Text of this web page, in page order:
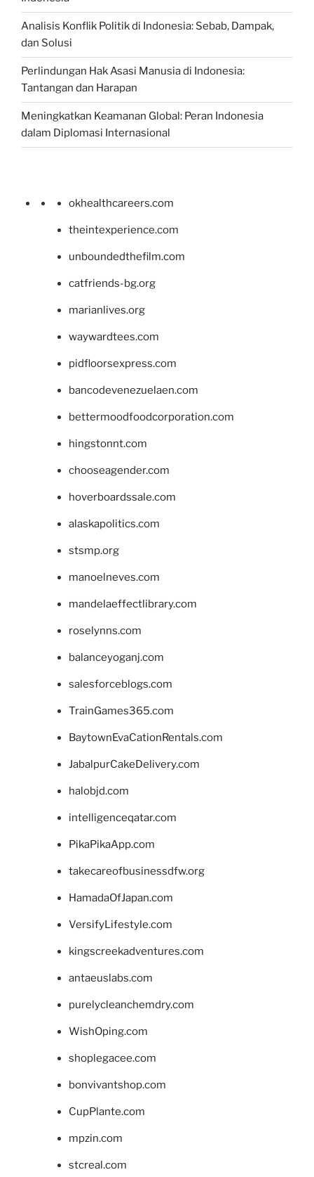
Analisis Konflik Politik di Indonesia: Sebab, Dampak,
dan Solusi
Perlindungan Hak Asasi Manusia di Indonesia:
Tantangan dan Harapan
Meningkatkan Keamanan Global: Peran Indonesia
dalam Diplomasi Internasional
okhealthcareers.com
theintexperience.com
unboundedthefilm.com
catfriends-bg.org
marianlives.org
waywardtees.com
pidfloorsexpress.com
bancodevenezuelaen.com
bettermoodfoodcorporation.com
hingstonnt.com
chooseagender.com
hoverboardssale.com
alaskapolitics.com
stsmp.org
manoelneves.com
mandelaeffectlibrary.com
roselynns.com
balanceyoganj.com
salesforceblogs.com
TrainGames365.com
BaytownEvaCationRentals.com
JabalpurCakeDelivery.com
halobjd.com
intelligenceqatar.com
PikaPikaApp.com
takecareofbusinessdfw.org
HamadaOfJapan.com
VersifyLifestyle.com
kingscreekadventures.com
antaeuslabs.com
purelycleanchemdry.com
WishOping.com
shoplegacee.com
bonvivantshop.com
CupPlante.com
mpzin.com
stcreal.com